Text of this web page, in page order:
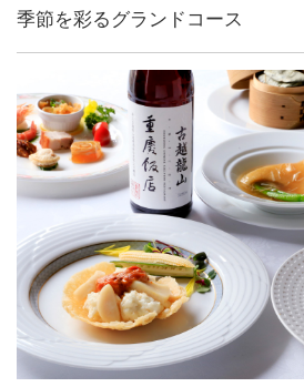
季節を彩るグランドコース